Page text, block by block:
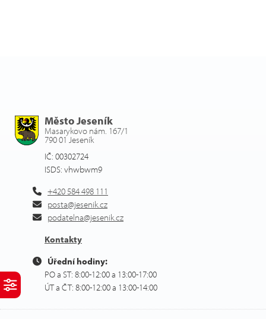
Město Jeseník
Masarykovo nám. 167/1
790 01 Jeseník
IČ: 00302724
ISDS: vhwbwm9
+420 584 498 111
posta@jesenik.cz
podatelna@jesenik.cz
Kontakty
Úřední hodiny:
PO a ST: 8:00-12:00 a 13:00-17:00
ÚT a ČT: 8:00-12:00 a 13:00-14:00